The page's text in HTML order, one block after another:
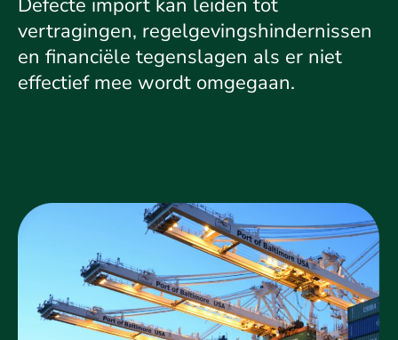
Defecte import kan leiden tot
vertragingen, regelgevingshindernissen
en financiële tegenslagen als er niet
effectief mee wordt omgegaan.